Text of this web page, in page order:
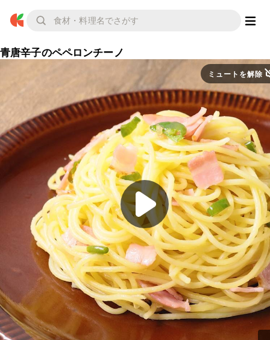
青唐辛子のペペロンチーノ
ミュートを解除